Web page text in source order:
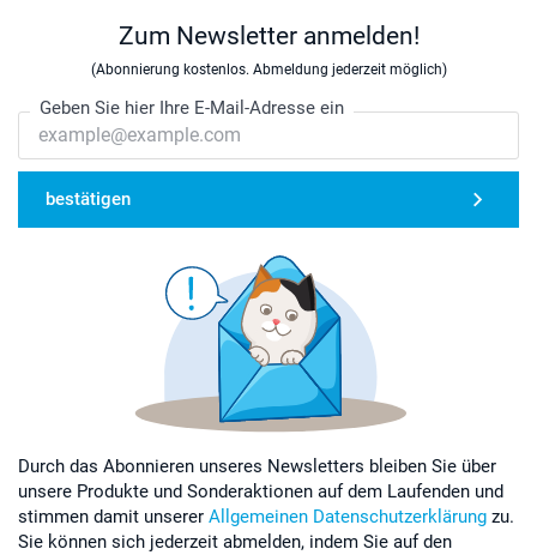
Zum Newsletter anmelden!
(Abonnierung kostenlos. Abmeldung jederzeit möglich)
Geben Sie hier Ihre E-Mail-Adresse ein
bestätigen
Durch das Abonnieren unseres Newsletters bleiben Sie über
unsere Produkte und Sonderaktionen auf dem Laufenden und
stimmen damit unserer Allgemeinen Datenschutzerklärung zu.
Sie können sich jederzeit abmelden, indem Sie auf den